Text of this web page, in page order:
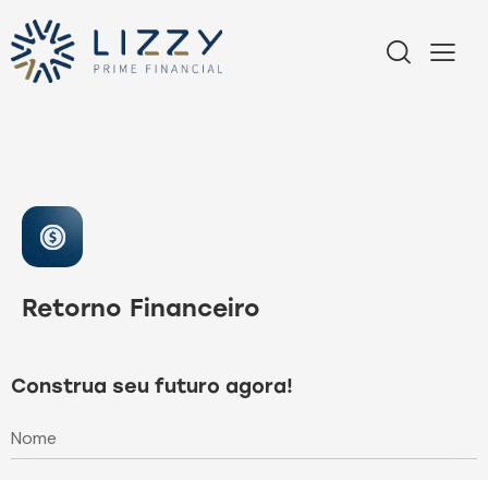
Retorno Financeiro
Construa seu futuro agora!